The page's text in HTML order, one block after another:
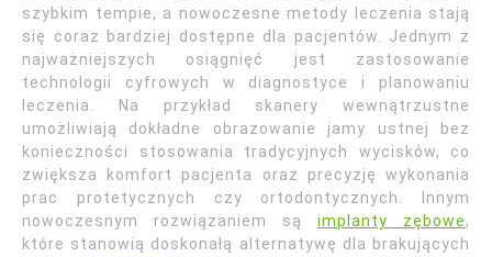
szybkim tempie, a nowoczesne metody leczenia stają
się coraz bardziej dostępne dla pacjentów. Jednym z
najważniejszych osiągnięć jest zastosowanie
technologii cyfrowych w diagnostyce i planowaniu
leczenia. Na przykład skanery wewnątrzustne
umożliwiają dokładne obrazowanie jamy ustnej bez
konieczności stosowania tradycyjnych wycisków, co
zwiększa komfort pacjenta oraz precyzję wykonania
prac protetycznych czy ortodontycznych. Innym
nowoczesnym rozwiązaniem są implanty zębowe,
które stanowią doskonałą alternatywę dla brakujących